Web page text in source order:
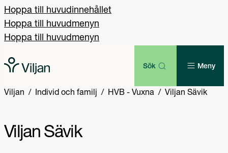
Hoppa till huvudinnehållet
Hoppa till huvudmenyn
Hoppa till huvudmenyn
Sök Meny
Viljan Individ och familj HVB - Vuxna Viljan Sävik
Viljan Sävik